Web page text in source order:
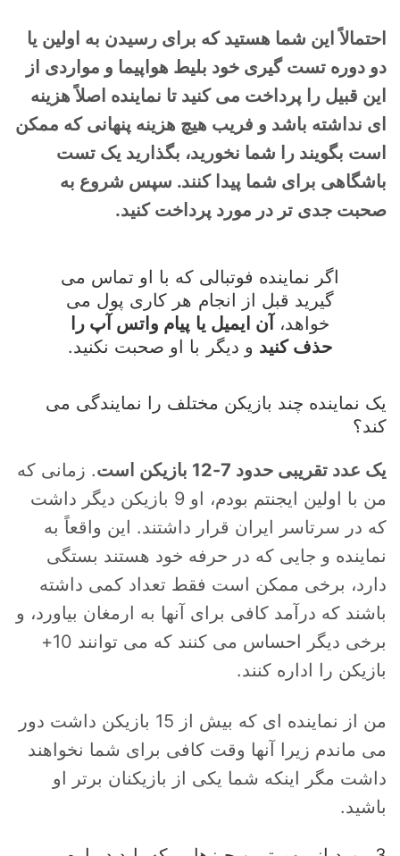
احتمالاً این شما هستید که برای رسیدن به اولین یا
دو دوره تست گیری خود بلیط هواپیما و مواردی از
این قبیل را پرداخت می کنید تا نماینده اصلاً هزینه
ای نداشته باشد و فریب هیچ هزینه پنهانی که ممکن
است بگویند را شما نخورید، بگذارید یک تست
باشگاهی برای شما پیدا کنند. سپس شروع به
صحبت جدی تر در مورد پرداخت کنید.
اگر نماینده فوتبالی که با او تماس می
گیرید قبل از انجام هر کاری پول می
خواهد، آن ایمیل یا پیام واتس آپ را
حذف کنید و دیگر با او صحبت نکنید.
یک نماینده چند بازیکن مختلف را نمایندگی می
کند؟
یک عدد تقریبی حدود 7-12 بازیکن است
. زمانی که
من با اولین ایجنتم بودم، او 9 بازیکن دیگر داشت
که در سرتاسر ایران قرار داشتند. این واقعاً به
نماینده و جایی که در حرفه خود هستند بستگی
دارد، برخی ممکن است فقط تعداد کمی داشته
باشند که درآمد کافی برای آنها به ارمغان بیاورد، و
برخی دیگر احساس می کنند که می توانند 10+
بازیکن را اداره کنند.
من از نماینده ای که بیش از 15 بازیکن داشت دور
می ماندم زیرا آنها وقت کافی برای شما نخواهند
داشت مگر اینکه شما یکی از بازیکنان برتر او
باشید.